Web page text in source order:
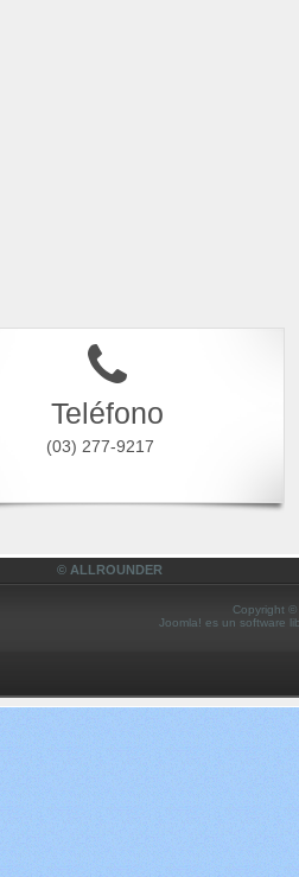
Teléfono
(03) 277-9217
© ALLROUNDER
Copyright ©
Joomla! es un software